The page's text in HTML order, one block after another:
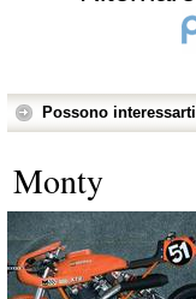
Possono
Monty